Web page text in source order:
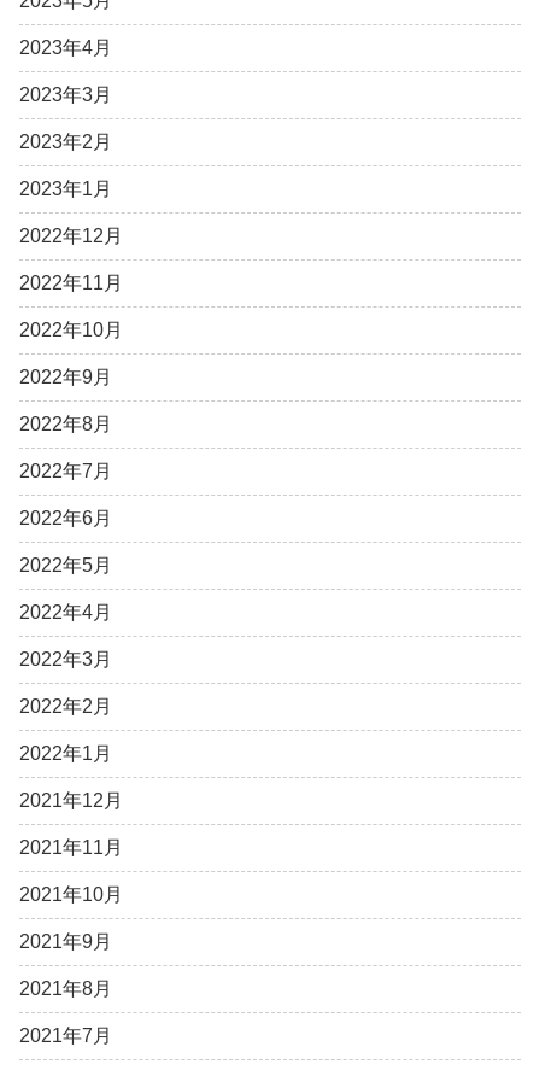
2023年4月
2023年3月
2023年2月
2023年1月
2022年12月
2022年11月
2022年10月
2022年9月
2022年8月
2022年7月
2022年6月
2022年5月
2022年4月
2022年3月
2022年2月
2022年1月
2021年12月
2021年11月
2021年10月
2021年9月
2021年8月
2021年7月